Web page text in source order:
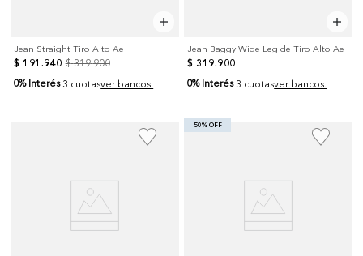
Jean Straight Tiro Alto Ae
$ 191 .940 $ 319.900
0% Interés 3 cuotasver bancos.
Jean Baggy Wide Leg de Tiro Alto Ae
$ 319.900
0% Interés 3 cuotasver bancos.
50% OFF